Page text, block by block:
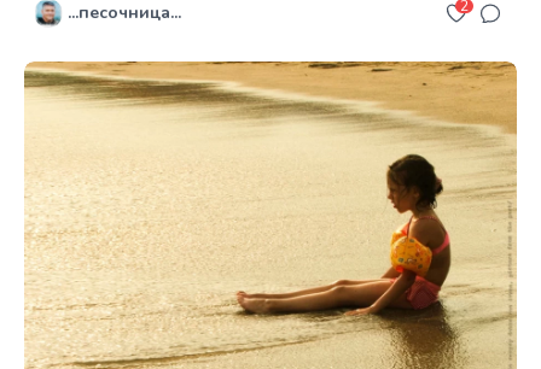
...песочница... 2